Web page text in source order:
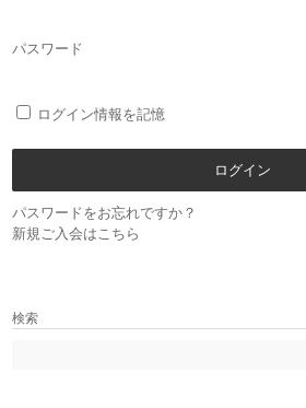
パスワード
ログイン情報を記憶
パスワードをお忘れですか？
新規ご入会はこちら
検索